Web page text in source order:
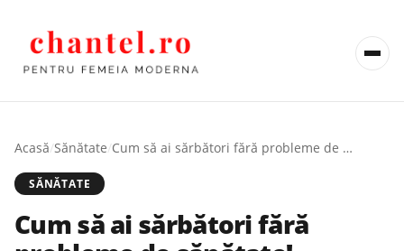
Acasă/Sănătate/ Cum să ai sărbători fără probleme de sănătate!
SĂNĂTATE
Cum să ai sărbători fără